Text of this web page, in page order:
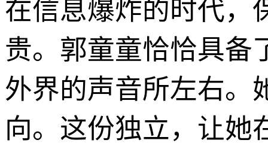
在信息爆炸的时代，
贵。郭童童恰恰具备
外界的声音所左右。
向。这份独立，让她